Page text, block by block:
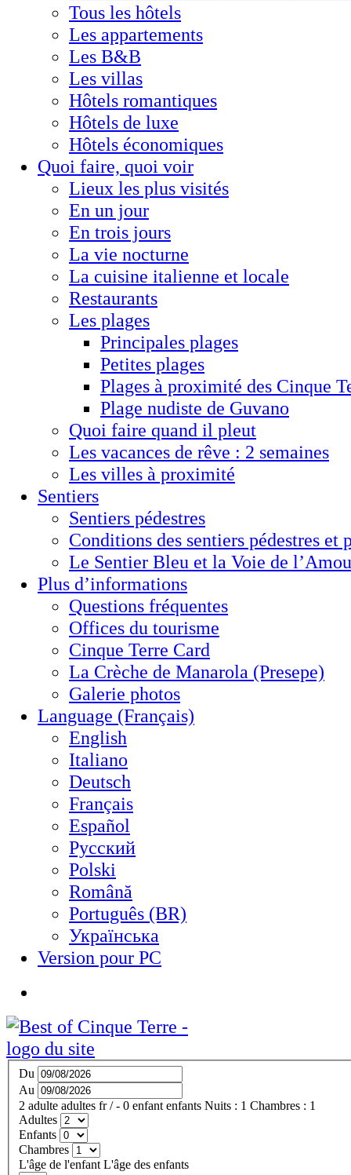
Tous les hôtels
Les appartements
Les B&B
Les villas
Hôtels romantiques
Hôtels de luxe
Hôtels économiques
Quoi faire, quoi voir
Lieux les plus visités
En un jour
En trois jours
La vie nocturne
La cuisine italienne et locale
Restaurants
Les plages
Principales plages
Petites plages
Plages à proximité des Cinque
Plage nudiste de Guvano
Quoi faire quand il pleut
Les vacances de rêve : 2 semaines
Les villes à proximité
Sentiers
Sentiers pédestres
Conditions des sentiers pédestres et
Le Sentier Bleu et la Voie de
Plus d’informations
Questions fréquentes
Offices du tourisme
Cinque Terre Card
La Crèche de Manarola (Presepe)
Galerie photos
Language (Français)
English
Italiano
Deutsch
Français
Español
Русский
Polski
Română
Português (BR)
Українська
Version pour PC
Du
Au
2 adulte adultes fr / - 0 enfant enfants Nuits : 1 Chambres : 1
Adultes
Enfants
Chambres
L'âge de l'enfant L'âge des enfants